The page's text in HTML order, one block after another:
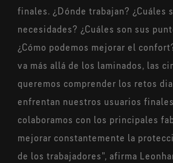
finales. ¿Dónde trabajan? ¿Cuáles
necesidades? ¿Cuáles son sus
¿Cómo podemos mejorar el
va más allá de los laminados, las
queremos comprender los retos
enfrentan nuestros usuarios
colaboramos con los principales
mejorar constantemente la
de los trabajadores", afirma